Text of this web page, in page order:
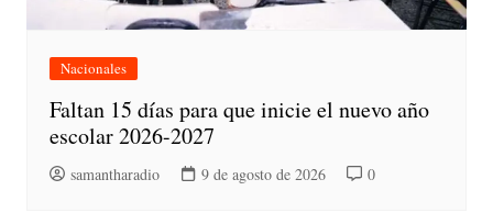
Nacionales
Faltan 15 días para que inicie el nuevo año
escolar 2026-2027
samantharadio 9 de agosto de 2026 0